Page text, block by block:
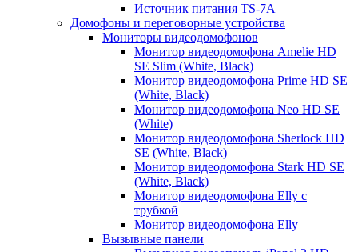
Источник питания TS-7A
Домофоны и переговорные устройства
Мониторы видеодомофонов
Монитор видеодомофона Amelie HD
SE Slim (White, Black)
Монитор видеодомофона Prime HD SE
(White, Black)
Монитор видеодомофона Neo HD SE
(White)
Монитор видеодомофона Sherlock HD
SE (White, Black)
Монитор видеодомофона Stark HD SE
(White, Black)
Монитор видеодомофона Elly с
трубкой
Монитор видеодомофона Elly
Вызывные панели